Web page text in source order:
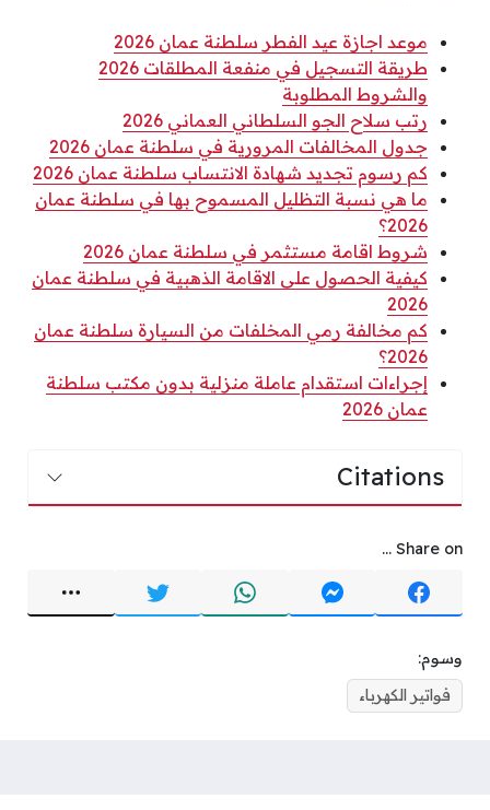
موعد اجازة عيد الفطر سلطنة عمان 2026
طريقة التسجيل في منفعة المطلقات 2026
والشروط المطلوبة
رتب سلاح الجو السلطاني العماني 2026
جدول المخالفات المرورية في سلطنة عمان 2026
كم رسوم تجديد شهادة الانتساب سلطنة عمان 2026
ما هي نسبة التظليل المسموح بها في سلطنة عمان
2026؟
شروط اقامة مستثمر في سلطنة عمان 2026
كيفية الحصول على الاقامة الذهبية في سلطنة عمان
2026
كم مخالفة رمي المخلفات من السيارة سلطنة عمان
2026؟
إجراءات استقدام عاملة منزلية بدون مكتب سلطنة
عمان 2026
Citations
Share on ...
وسوم:
فواتير الكهرباء